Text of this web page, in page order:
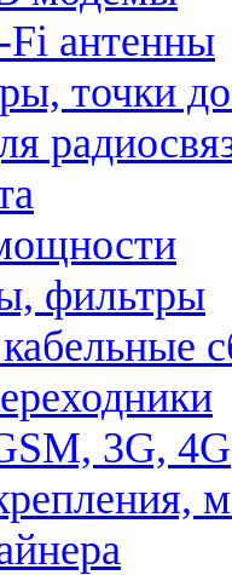
антенны
точки
фильтры
3G, 4G